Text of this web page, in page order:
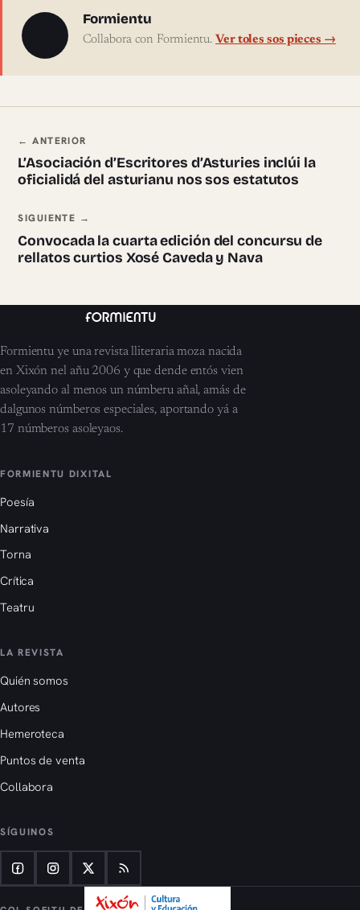
Sobre l'autor
Formientu
Collabora con Formientu.Ver toles sos pieces →
Navegación ente pieces
← ANTERIOR
L’Asociación d’Escritores d’Asturies inclúi la
oficialidá del asturianu nos sos estatutos
SIGUIENTE →
Convocada la cuarta edición del concursu de
rellatos curtios Xosé Caveda y Nava
Formientu ye una revista lliteraria moza nacida
en Xixón nel añu 2006 y que dende entós vien
asoleyando al menos un númberu añal, amás de
dalgunos númberos especiales, aportando yá a
17 númberos asoleyaos.
FORMIENTU DIXITAL
Poesía
Narrativa
Torna
Crítica
Teatru
LA REVISTA
Quién somos
Autores
Hemeroteca
Puntos de venta
Collabora
SÍGUINOS